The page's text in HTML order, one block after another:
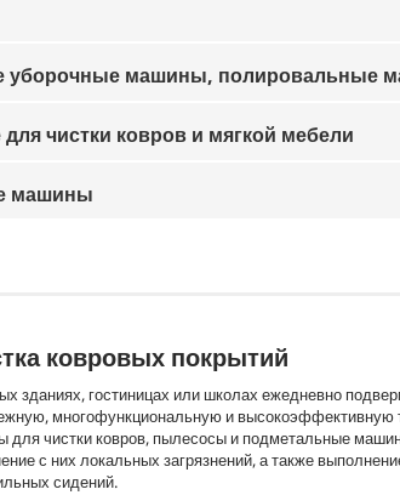
уборочные машины, полировальные
чистки ковров и мягкой мебели
машины
ковровых покрытий
зданиях, гостиницах или школах ежедневно
многофункциональную и
чистки ковров, пылесосы и подметальные
с них локальных загрязнений, а также
сидений.